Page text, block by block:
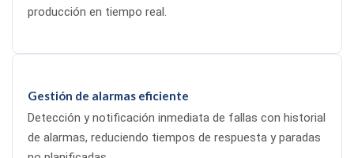
producción en tiempo real.
Gestión de alarmas eficiente
Detección y notificación inmediata de fallas con historial
de alarmas, reduciendo tiempos de respuesta y paradas